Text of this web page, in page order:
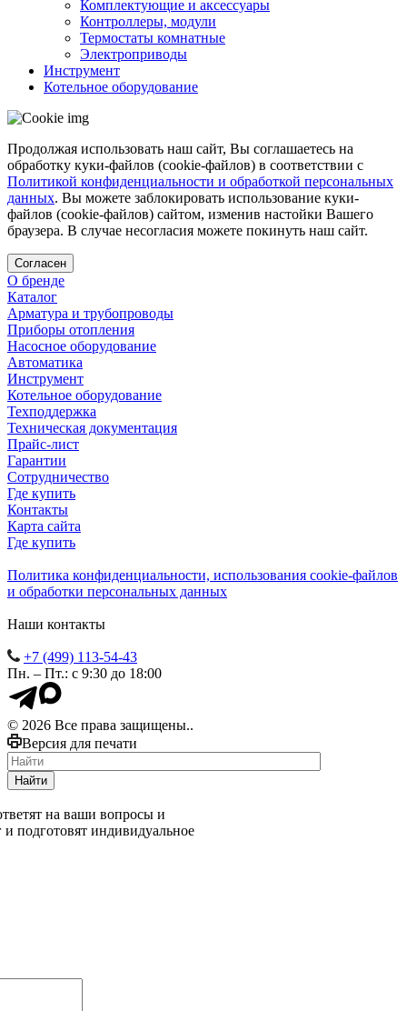
Комплектующие и аксессуары
Контроллеры, модули
Термостаты комнатные
Электроприводы
Инструмент
Котельное оборудование
Продолжая использовать наш сайт, Вы соглашаетесь на
обработку куки-файлов (cookie-файлов) в соответствии с
Политикой конфиденциальности и обработкой персональных
данных. Вы можете заблокировать использование куки-
файлов (cookie-файлов) сайтом, изменив настойки Вашего
браузера. В случае несогласия можете покинуть наш сайт.
Согласен
О бренде
Каталог
Арматура и трубопроводы
Приборы отопления
Насосное оборудование
Автоматика
Инструмент
Котельное оборудование
Техподдержка
Техническая документация
Прайс-лист
Гарантии
Сотрудничество
Где купить
Контакты
Карта сайта
Где купить
Политика конфиденциальности, использования сookie-файлов
и обработки персональных данных
Наши контакты
+7 (499) 113-54-43
Пн. – Пт.: с 9:30 до 18:00
© 2026 Все права защищены..
Версия для печати
Найти
на ваши вопросы и
и подготовят индивидуальное